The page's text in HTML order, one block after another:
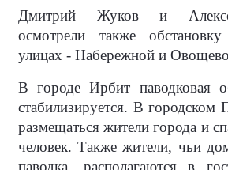
Дмитрий Жуков и
осмотрели также
улицах - Набережной и
В городе Ирбит паводковая
стабилизируется. В
размещаться жители города и
человек. Также жители, чьи